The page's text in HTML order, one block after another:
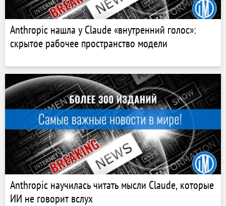
Anthropic нашла у Claude «внутренний голос»:
скрытое рабочее пространство модели
Anthropic научилась читать мысли Claude, которые
ИИ не говорит вслух